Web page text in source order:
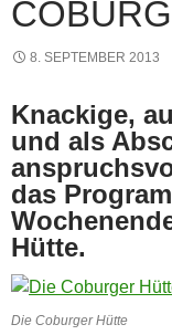
8. SEPTEMBER 2013
Knackige,
und als
das
Hütte.
Die Coburger Hütte